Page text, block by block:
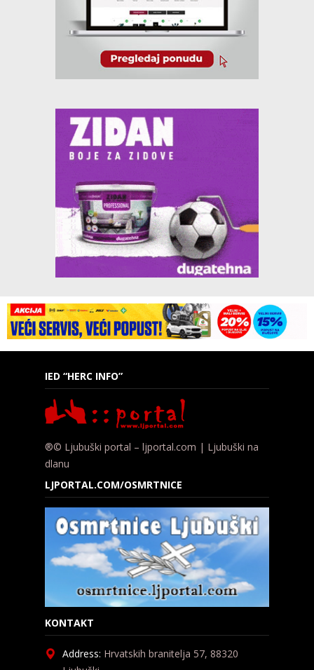
IED “HERC INFO”
®© Ljubuški portal – ljportal.com | Ljubuški na
dlanu
LJPORTAL.COM/OSMRTNICE
KONTAKT
Address: Hrvatskih branitelja 57, 88320